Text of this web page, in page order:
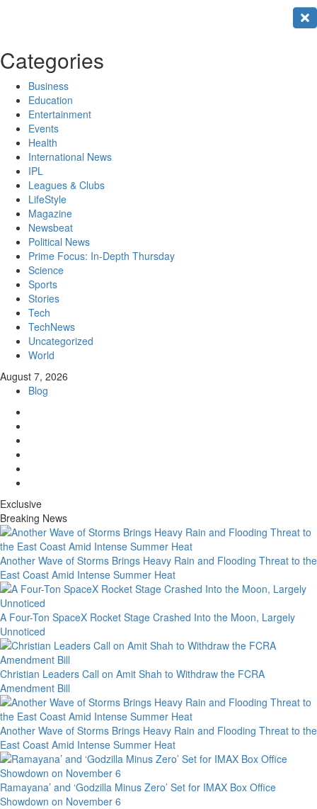
Categories
Business
Education
Entertainment
Events
Health
International News
IPL
Leagues & Clubs
LifeStyle
Magazine
Newsbeat
Political News
Prime Focus: In-Depth Thursday
Science
Sports
Stories
Tech
TechNews
Uncategorized
World
August 7, 2026
Blog
Exclusive
Breaking News
Another Wave of Storms Brings Heavy Rain and Flooding Threat to the
East Coast Amid Intense Summer Heat
A Four-Ton SpaceX Rocket Stage Crashed Into the Moon, Largely
Unnoticed
Christian Leaders Call on Amit Shah to Withdraw the FCRA
Amendment Bill
Another Wave of Storms Brings Heavy Rain and Flooding Threat to the
East Coast Amid Intense Summer Heat
Ramayana’ and ‘Godzilla Minus Zero’ Set for IMAX Box Office
Showdown on November 6